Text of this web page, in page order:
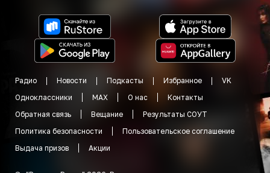
Радио Новости Подкасты Избранное
VK
Одноклассники
MAX О нас
Контакты
Обратная связь
Вещание
Результаты СОУТ
Политика безопасности
Пользовательское соглашение
Выдача призов
Акции